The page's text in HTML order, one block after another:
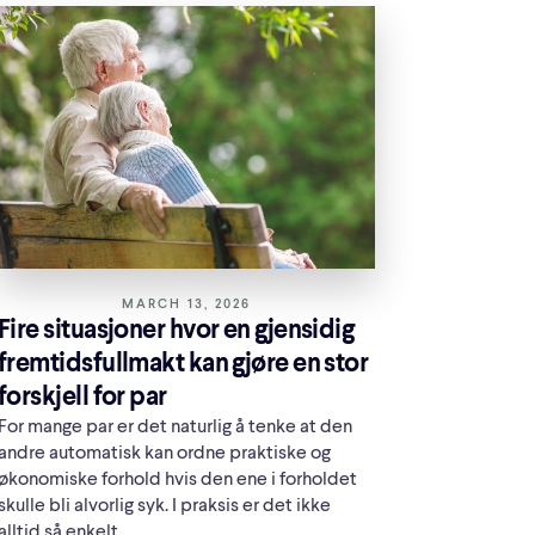
MARCH 13, 2026
Fire situasjoner hvor en gjensidig
kan gjøre en stor
for par
For mange par er det naturlig å tenke at den
automatisk kan ordne praktiske og
forhold hvis den ene i forholdet
bli alvorlig syk. I praksis er det ikke